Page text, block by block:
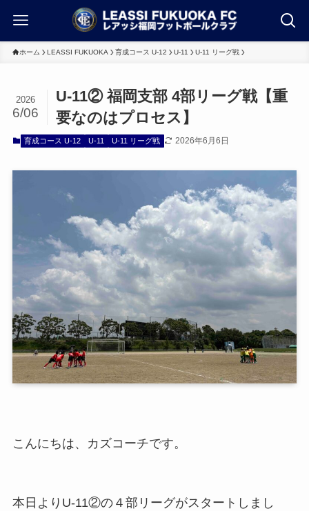
ホーム LEASSI FUKUOKA 育成コース U-12 U-11 U-11 リーグ戦
U-11② 福岡支部 4部リーグ戦【重
要なのはプロセス】
2026
6/06
育成コース U-12 U-11 U-11 リーグ戦 2026年6月6日
こんにちは、カズコーチです。
本日よりU-11②の４部リーグがスタートしまし